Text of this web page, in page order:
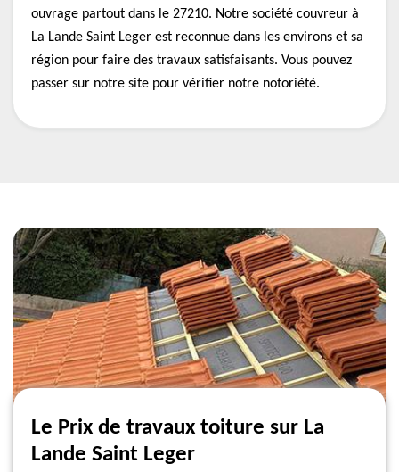
ouvrage partout dans le 27210. Notre société couvreur à
La Lande Saint Leger est reconnue dans les environs et sa
région pour faire des travaux satisfaisants. Vous pouvez
passer sur notre site pour vérifier notre notoriété.
Le Prix de travaux toiture sur La
Lande Saint Leger